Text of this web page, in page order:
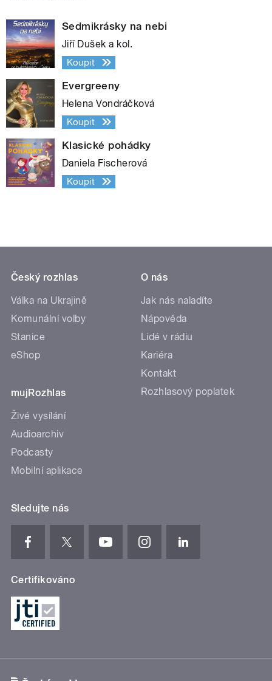
Sedmikrásky na nebi
Jiří Dušek a kol.
Koupit
Evergreeny
Helena Vondráčková
Koupit
Klasické pohádky
Daniela Fischerová
Koupit
Český rozhlas
Válka na Ukrajině
Komunální volby
Stanice
eShop
mujRozhlas
Živé vysílání
Audioarchiv
Podcasty
Mobilní aplikace
O nás
Jak nás naladíte
Nápověda
Lidé v rádiu
Kariéra
Kontakt
Rozhlasový poplatek
Sledujte nás
Certifikováno